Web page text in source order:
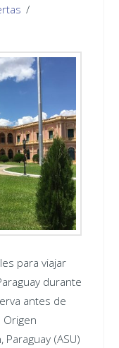
para viajar
durante
antes de
Origen
‪(ASU)